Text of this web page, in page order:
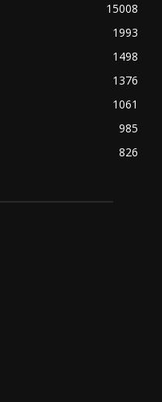
15008
1993
1498
1376
1061
985
826